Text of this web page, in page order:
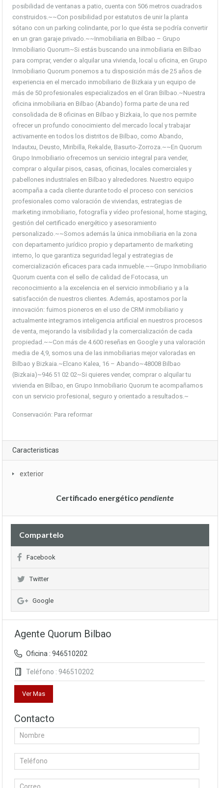
posibilidad de ventanas a patio, cuenta con 506 metros cuadrados
construidos.~~Con posibilidad por estatutos de unir la planta
sótano con un parking colindante, por lo que ésta se podría convertir
en un gran garaje privado.~~Inmobiliaria en Bilbao – Grupo
Inmobiliario Quorum~Si estás buscando una inmobiliaria en Bilbao
para comprar, vender o alquilar una vivienda, local u oficina, en Grupo
Inmobiliario Quorum ponemos a tu disposición más de 25 años de
experiencia en el mercado inmobiliario de Bizkaia y un equipo de
más de 50 profesionales especializados en el Gran Bilbao.~Nuestra
oficina inmobiliaria en Bilbao (Abando) forma parte de una red
consolidada de 8 oficinas en Bilbao y Bizkaia, lo que nos permite
ofrecer un profundo conocimiento del mercado local y trabajar
activamente en todos los distritos de Bilbao, como Abando,
Indautxu, Deusto, Miribilla, Rekalde, Basurto-Zorroza.~~En Quorum
Grupo Inmobiliario ofrecemos un servicio integral para vender,
comprar o alquilar pisos, casas, oficinas, locales comerciales y
pabellones industriales en Bilbao y alrededores. Nuestro equipo
acompaña a cada cliente durante todo el proceso con servicios
profesionales como valoración de viviendas, estrategias de
marketing inmobiliario, fotografía y vídeo profesional, home staging,
gestión del certificado energético y asesoramiento
personalizado.~~Somos además la única inmobiliaria en la zona
con departamento jurídico propio y departamento de marketing
interno, lo que garantiza seguridad legal y estrategias de
comercialización eficaces para cada inmueble.~~Grupo Inmobiliario
Quorum cuenta con el sello de calidad de Fotocasa, un
reconocimiento a la excelencia en el servicio inmobiliario y a la
satisfacción de nuestros clientes. Además, apostamos por la
innovación: fuimos pioneros en el uso de CRM inmobiliario y
actualmente integramos inteligencia artificial en nuestros procesos
de venta, mejorando la visibilidad y la comercialización de cada
propiedad.~~Con más de 4.600 reseñas en Google y una valoración
media de 4,9, somos una de las inmobiliarias mejor valoradas en
Bilbao y Bizkaia.~Elcano Kalea, 16 – Abando~48008 Bilbao
(Bizkaia)~946 51 02 02~Si quieres vender, comprar o alquilar tu
vivienda en Bilbao, en Grupo Inmobiliario Quorum te acompañamos
con un servicio profesional, seguro y orientado a resultados.~
Conservación: Para reformar
Caracteristicas
exterior
Certificado energético pendiente
Compartelo
Facebook
Twitter
Google
Agente Quorum Bilbao
Oficina : 946510202
Teléfono : 946510202
Ver Mas
Contacto